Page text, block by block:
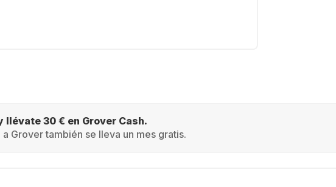
30 € en Grover Cash.
Grover también se lleva un mes gratis.